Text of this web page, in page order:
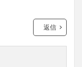
返信